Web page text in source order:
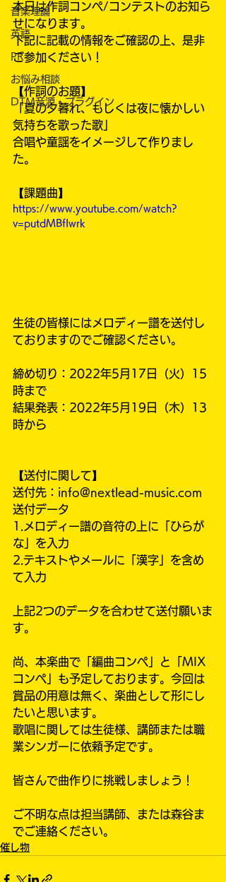
音楽理論
英語
PR
お悩み相談
DTM音源・プラグイン
本日は作詞コンペ/コンテストのお知ら
せになります。
下記に記載の情報をご確認の上、是非
ご参加ください！
【作詞のお題】
「夏の夕暮れ、もしくは夜に懐かしい
気持ちを歌った歌」
合唱や童謡をイメージして作りまし
た。
【課題曲】
https://www.youtube.com/watch?
v=putdMBfIwrk
生徒の皆様にはメロディー譜を送付し
ておりますのでご確認ください。
締め切り：2022年5月17日（火）15
時まで
結果発表：2022年5月19日（木）13
時から
【送付に関して】
送付先： info@nextlead-music.com
送付データ
1.メロディー譜の音符の上に「ひらが
な」を入力
2.テキストやメールに「漢字」を含め
て入力
上記2つのデータを合わせて送付願いま
す。
尚、本楽曲で「編曲コンペ」と「MIX
コンペ」も予定しております。今回は
賞品の用意は無く、楽曲として形にし
たいと思います。
歌唱に関しては生徒様、講師または職
業シンガーに依頼予定です。
皆さんで曲作りに挑戦しましょう！
ご不明な点は担当講師、または森谷ま
でご連絡ください。
催し物